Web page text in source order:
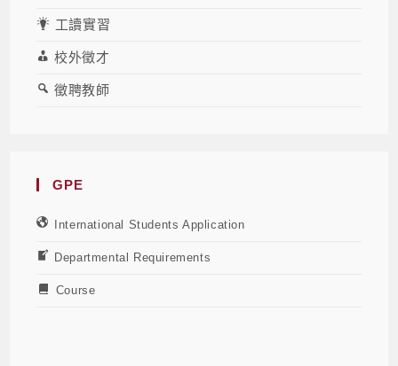
工讀實習
校外徵才
徵聘教師
GPE
International Students Application
Departmental Requirements
Course